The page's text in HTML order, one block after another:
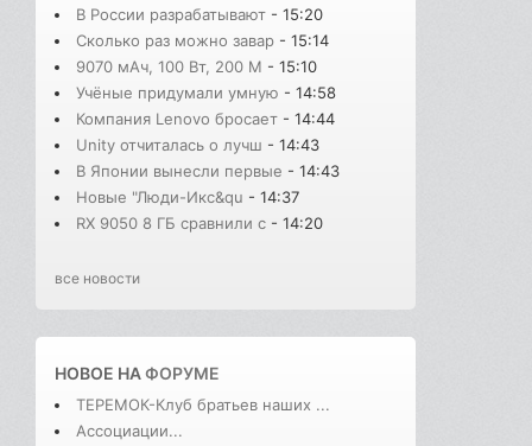
В России разрабатывают - 15:20
Сколько раз можно завар - 15:14
9070 мАч, 100 Вт, 200 М - 15:10
Учёные придумали умную - 14:58
Компания Lenovo бросает - 14:44
Unity отчиталась о лучш - 14:43
В Японии вынесли первые - 14:43
Новые "Люди-Икс&qu - 14:37
RX 9050 8 ГБ сравнили с - 14:20
все новости
НОВОЕ НАФОРУМЕ
ТЕРЕМОК-Клуб братьев наших ...
Ассоциации...